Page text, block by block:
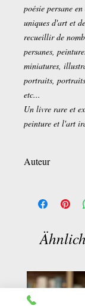
poésie persane
uniques d'art et
recueillir de
persanes,
miniatures,
portraits,
etc...
Un livre rare et
peinture et l'art
Auteur